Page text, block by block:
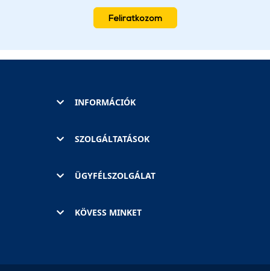
Feliratkozom
INFORMÁCIÓK
SZOLGÁLTATÁSOK
ÜGYFÉLSZOLGÁLAT
KÖVESS MINKET